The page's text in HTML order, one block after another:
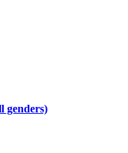
genders)